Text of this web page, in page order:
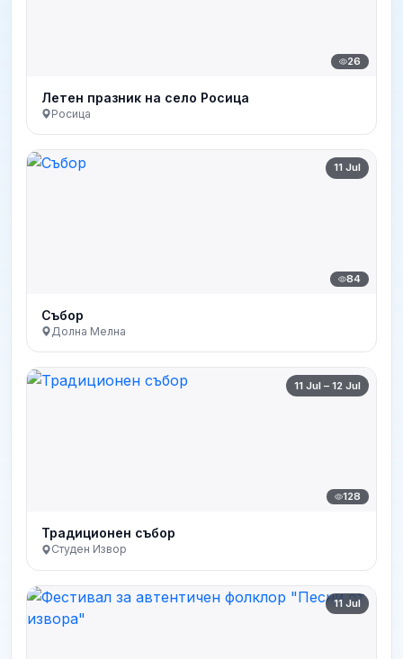
26
Летен празник на село Росица
Росица
11 Jul
84
Събор
Долна Мелна
11 Jul – 12 Jul
128
Традиционен събор
Студен Извор
11 Jul